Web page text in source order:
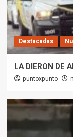
Destacadas
LA DIERON DE
puntoxpunto